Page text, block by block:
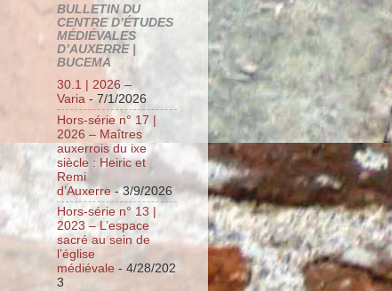
BULLETIN DU
CENTRE D’ÉTUDES
MÉDIÉVALES
D’AUXERRE |
BUCEMA
30.1 | 2026 –
Varia - 7/1/2026
Hors-série n° 17 |
2026 – Maîtres
auxerrois du ixe
siècle : Heiric et
Remi
d’Auxerre- 3/9/2026
Hors-série n° 13 |
2023 – L’espace
sacré au sein de
l’église
médiévale - 4/28/202
3